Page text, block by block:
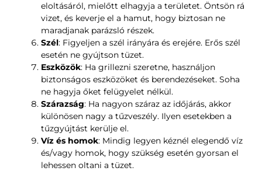
eloltásáról, mielőtt elhagyja a területet. Öntsön rá
vizet, és keverje el a hamut, hogy biztosan ne
maradjanak parázsló részek.
Szél: Figyeljen a szél irányára és erejére. Erős szél
esetén ne gyújtson tüzet.
Eszközök: Ha grillezni szeretne, használjon
biztonságos eszközöket és berendezéseket. Soha
ne hagyja őket felügyelet nélkül.
Szárazság: Ha nagyon száraz az időjárás, akkor
különösen nagy a tűzveszély. Ilyen esetekben a
tűzgyújtást kerülje el.
Víz és homok: Mindig legyen kéznél elegendő víz
és/vagy homok, hogy szükség esetén gyorsan el
lehessen oltani a tüzet.